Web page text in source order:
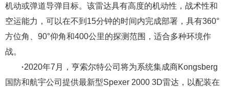
机动或弹道导弹目标。该雷达具有高度的机动性，战术性和
空运能力，可以在不到15分钟的时间内完成部署，具有360°
方位角、90°仰角和400公里的探测范围，适合多种环境作
战。
·2020年7月，亨索尔特公司将为系统集成商Kongsberg
国防和航宇公司提供最新型Spexer 2000 3D雷达，以配装在